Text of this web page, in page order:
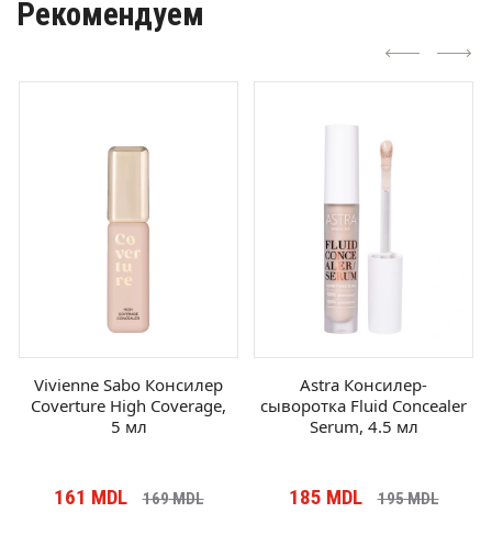
Рекомендуем
Sabo Консилер
High Coverage,
MDL 169 MDL
Astra Консилер-
сыворотка Fluid Concealer
Serum, 4.5 мл
MDL 195 MDL